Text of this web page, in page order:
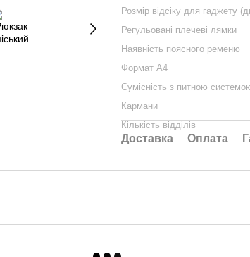
Розмір відсіку для гаджету
Регульовані плечеві лямки
Наявність поясного ременю
Формат А4
Сумісність з питною
Кармани
Кількість відділів
Доставка Оплата